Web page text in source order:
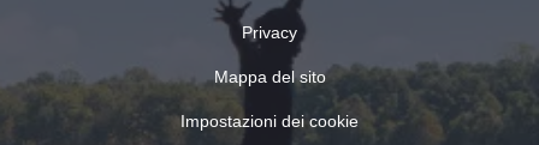
Privacy
Mappa del sito
Impostazioni dei cookie